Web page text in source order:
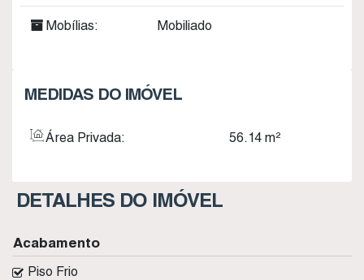
Mobílias: Mobiliado
MEDIDAS DO IMÓVEL
Área Privada: 56.14 m²
DETALHES DO IMÓVEL
Acabamento
Piso Frio